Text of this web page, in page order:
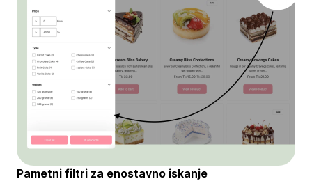
Pametni filtri za enostavno iskanje